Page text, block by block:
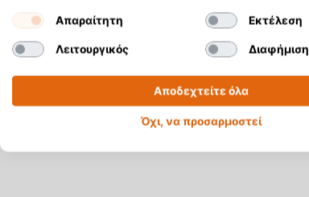
Απαραίτητη Εκτέλεση
Λειτουργικός Διαφήμιση
Αποδεχτείτε όλα
Όχι, να προσαρμοστεί